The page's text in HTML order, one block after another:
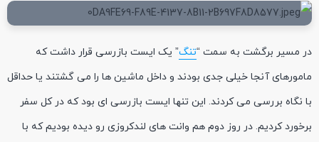
در مسیر برگشت به سمت “تنگ” یک ایست بازرسی قرار داشت که
مامورهای آنجا خیلی جدی بودند و داخل ماشین ها را می گشتند یا حداقل
با نگاه بررسی می کردند. این تنها ایست بازرسی ای بود که در کل سفر
برخورد کردیم. در روز دوم هم وانت های لندکروزی رو دیده بودیم که با